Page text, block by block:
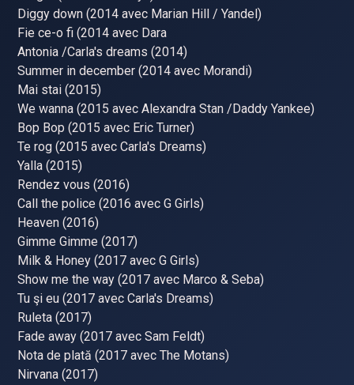
Diggy down (2014 avec Marian Hill / Yandel)
Fie ce-o fi (2014 avec Dara
Antonia /Carla's dreams (2014)
Summer in december (2014 avec Morandi)
Mai stai (2015)
We wanna (2015 avec Alexandra Stan /Daddy Yankee)
Bop Bop (2015 avec Eric Turner)
Te rog (2015 avec Carla's Dreams)
Yalla (2015)
Rendez vous (2016)
Call the police (2016 avec G Girls)
Heaven (2016)
Gimme Gimme (2017)
Milk & Honey (2017 avec G Girls)
Show me the way (2017 avec Marco & Seba)
Tu şi eu (2017 avec Carla's Dreams)
Ruleta (2017)
Fade away (2017 avec Sam Feldt)
Nota de plată (2017 avec The Motans)
Nirvana (2017)